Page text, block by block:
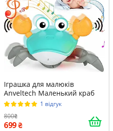
Іграшка для малюків
Anveltech Маленький краб
1 відгук
800
699